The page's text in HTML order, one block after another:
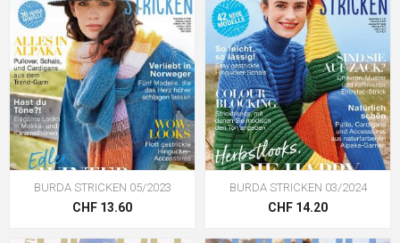
BURDA STRICKEN 05/2023
CHF 13.60
BURDA STRICKEN 03/2024
CHF 14.20